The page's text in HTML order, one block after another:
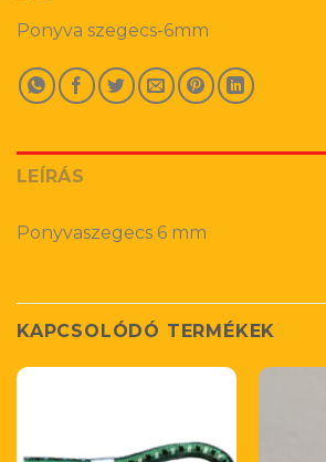
Ponyva szegecs-6mm
LEÍRÁS
Ponyvaszegecs 6 mm
KAPCSOLÓDÓ TERMÉKEK